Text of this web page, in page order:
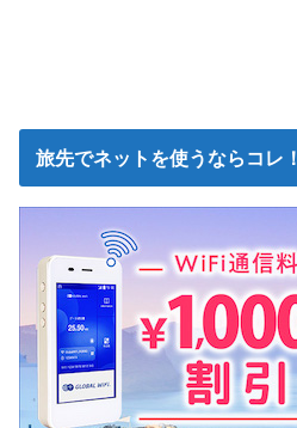
旅先でネットを使うならコレ！